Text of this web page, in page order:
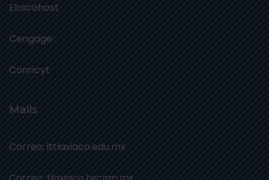
Ebscohost
Cengage
Conricyt
Mails
Correo: ittlaxiaco.edu.mx